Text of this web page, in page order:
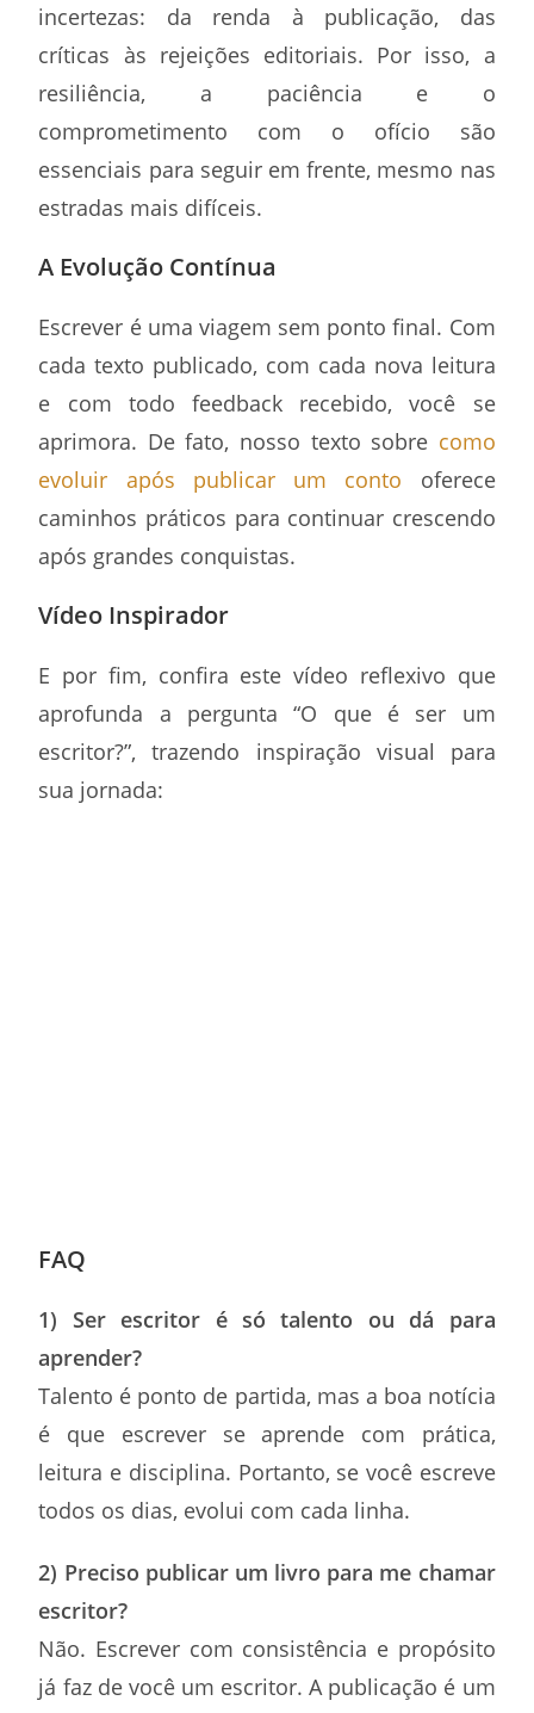
incertezas: da renda à publicação, das
críticas às rejeições editoriais. Por isso, a
resiliência, a paciência e o
comprometimento com o ofício são
essenciais para seguir em frente, mesmo nas
estradas mais difíceis.
A Evolução Contínua
Escrever é uma viagem sem ponto final. Com
cada texto publicado, com cada nova leitura
e com todo feedback recebido, você se
aprimora. De fato, nosso texto sobre como
evoluir após publicar um conto oferece
caminhos práticos para continuar crescendo
após grandes conquistas.
Vídeo Inspirador
E por fim, confira este vídeo reflexivo que
aprofunda a pergunta “O que é ser um
escritor?”, trazendo inspiração visual para
sua jornada:
FAQ
1) Ser escritor é só talento ou dá para
aprender?
Talento é ponto de partida, mas a boa notícia
é que escrever se aprende com prática,
leitura e disciplina. Portanto, se você escreve
todos os dias, evolui com cada linha.
2) Preciso publicar um livro para me chamar
escritor?
Não. Escrever com consistência e propósito
já faz de você um escritor. A publicação é um